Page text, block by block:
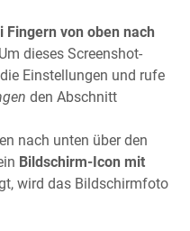
Fingern von oben nach
dieses Screenshot-
Einstellungen und rufe
den Abschnitt
nach unten über den
Bildschirm-Icon mit
wird das Bildschirmfoto